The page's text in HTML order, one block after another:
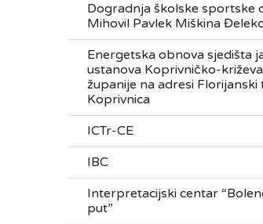
Dogradnja školske sportske
Mihovil Pavlek Miškina
Energetska obnova sjedišta
ustanova Koprivničko-
županije na adresi Florijanski
Koprivnica
ICTr-CE
IBC
Interpretacijski centar
put”